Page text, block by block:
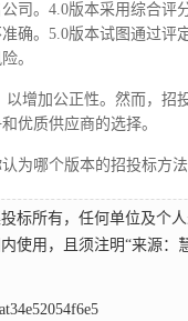
司。4.0版本采用综合
确。5.0版本试图通过
。
以增加公正性。然而，
优质供应商的选择。
为哪个版本的招投标方
标所有，任何单位及个
使用，且须注明“来源：